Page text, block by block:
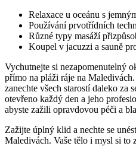
Relaxace u oceánu s
Používání prvotřídních
Různé typy ‌masáží
Koupel v jacuzzi a⁤ sauně
Vychutnejte si nezapomenutelný
přímo na pláži⁤ ráje na
zanechte všech starostí ​daleko za
otevřeno každý den a ⁣jeho
⁢abyste zažili opravdovou péči a⁢
Zažijte úplný klid a nechte se
Maledivách. Vaše tělo i mysl si to